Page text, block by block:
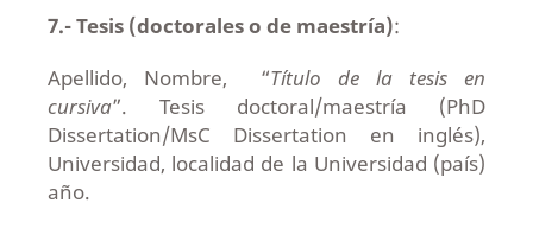
7.- Tesis (doctorales o de maestría):
Apellido, Nombre, “Título de la tesis en
cursiva”. Tesis doctoral/maestría (PhD
Dissertation/MsC Dissertation en inglés),
Universidad, localidad de la Universidad (país)
año.